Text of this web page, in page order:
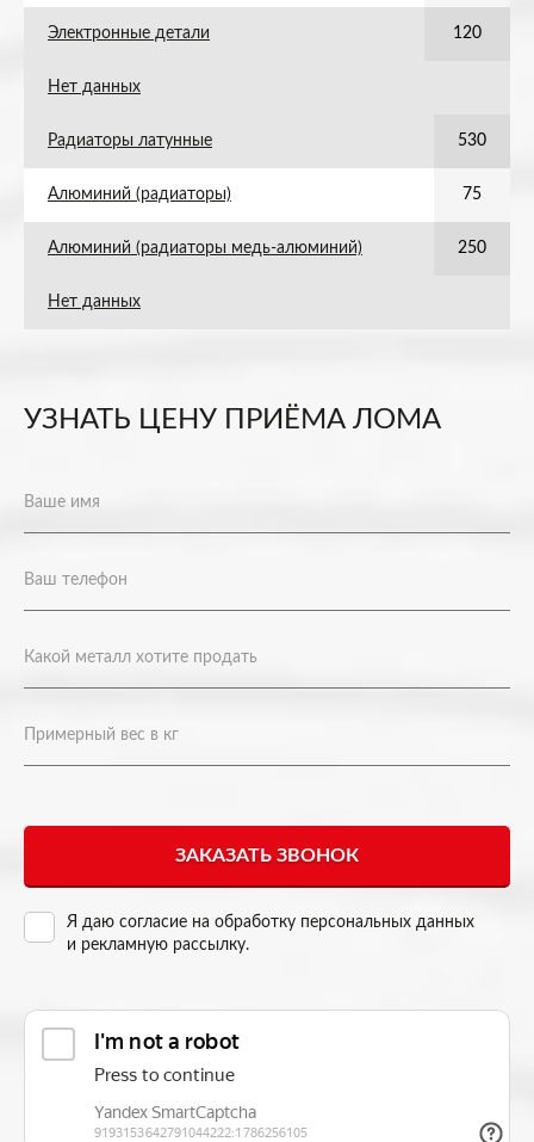
Электронные детали 120
Нет данных
Радиаторы латунные 530
Алюминий (радиаторы) 75
Алюминий (радиаторы медь-алюминий) 250
Нет данных
УЗНАТЬ ЦЕНУ ПРИЁМА ЛОМА
Я даю согласие на обработку персональных данных
и рекламную рассылку.